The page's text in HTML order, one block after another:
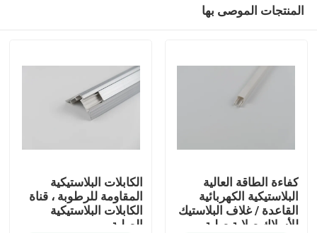
المنتجات الموصى بها
كفاءة الطاقة العالية
البلاستيكية الكهربائية
القاعدة / غلاف البلاستيك
للأسلاك صلابة صلبة
الكابلات البلاستيكية
المقاومة للرطوبة ، قناة
الكابلات البلاستيكية
الصلبة